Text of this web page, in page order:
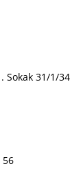
Sokak 31/1/34
56